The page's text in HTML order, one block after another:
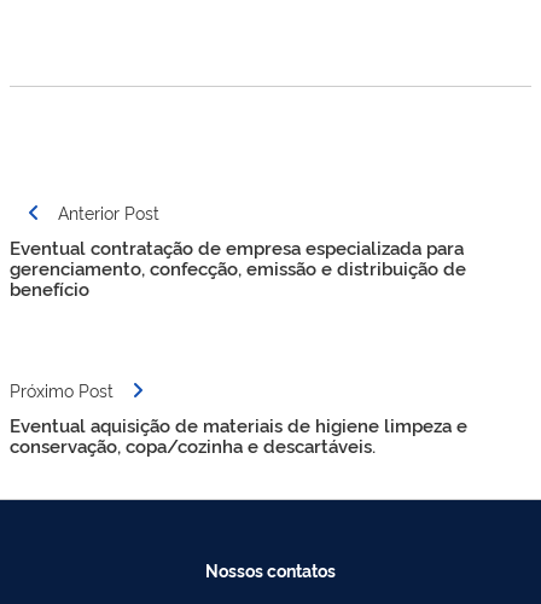
Navegação
de
Post
Anterior Post
Eventual contratação de empresa especializada para
gerenciamento, confecção, emissão e distribuição de
benefício
Próximo Post
Eventual aquisição de materiais de higiene limpeza e
conservação, copa/cozinha e descartáveis.
Nossos contatos